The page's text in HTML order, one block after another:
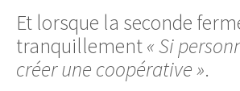
Et lorsque la seconde
tranquillement« Si
créer une coopérative ».